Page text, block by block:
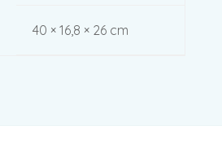
40 × 16,8 × 26 cm